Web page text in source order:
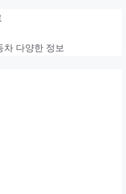
차 다양한 정보